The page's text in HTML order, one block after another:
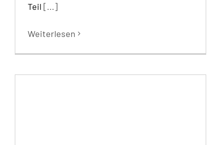
Teil [...]
Weiterlesen